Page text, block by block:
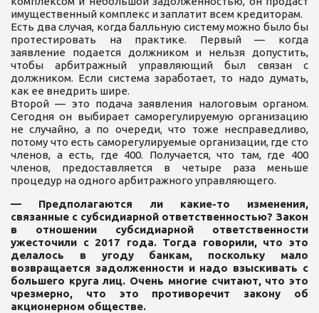
имущественный комплекс и заплатит всем кредиторам.
Есть два случая, когда балльную систему можно было бы
протестировать на практике. Первый — когда
заявление подается должником и нельзя допустить,
чтобы арбитражный управляющий был связан с
должником. Если система заработает, то надо думать,
как ее внедрить шире.
Второй — это подача заявления налоговым органом.
Сегодня он выбирает саморегулируемую организацию
не случайно, а по очереди, что тоже несправедливо,
потому что есть саморегулируемые организации, где сто
членов, а есть, где 400. Получается, что там, где 400
членов, предоставляется в четыре раза меньше
процедур на одного арбитражного управляющего.
— Предполагаются ли какие-то изменения,
связанные с субсидиарной ответственностью? Закон
в отношении субсидиарной ответственности
ужесточили с 2017 года. Тогда говорили, что это
делалось в угоду банкам, поскольку мало
возвращается задолженности и надо взыскивать с
большего круга лиц. Очень многие считают, что это
чрезмерно, что это противоречит закону об
акционерном обществе.